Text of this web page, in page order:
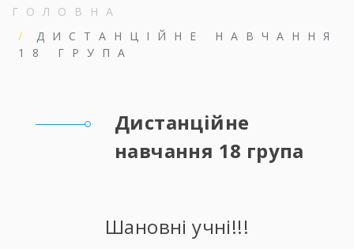
ГОЛОВНА
ДИСТАНЦІЙНЕ НАВЧАННЯ
18 ГРУПА
Дистанційне
навчання 18 група
Шановні учні!!!